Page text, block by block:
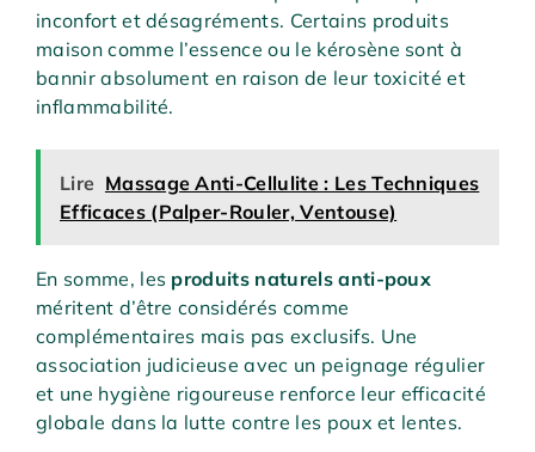
inconfort et désagréments. Certains produits
maison comme l’essence ou le kérosène sont à
bannir absolument en raison de leur toxicité et
inflammabilité.
Lire Massage Anti-Cellulite : Les Techniques
Efficaces (Palper-Rouler, Ventouse)
En somme, les produits naturels anti-poux
méritent d’être considérés comme
complémentaires mais pas exclusifs. Une
association judicieuse avec un peignage régulier
et une hygiène rigoureuse renforce leur efficacité
globale dans la lutte contre les poux et lentes.